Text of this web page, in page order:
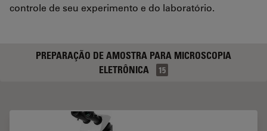
controle de seu experimento e do laboratório.
PREPARAÇÃO DE AMOSTRA PARA MICROSCOPIA
ELETRÔNICA
15